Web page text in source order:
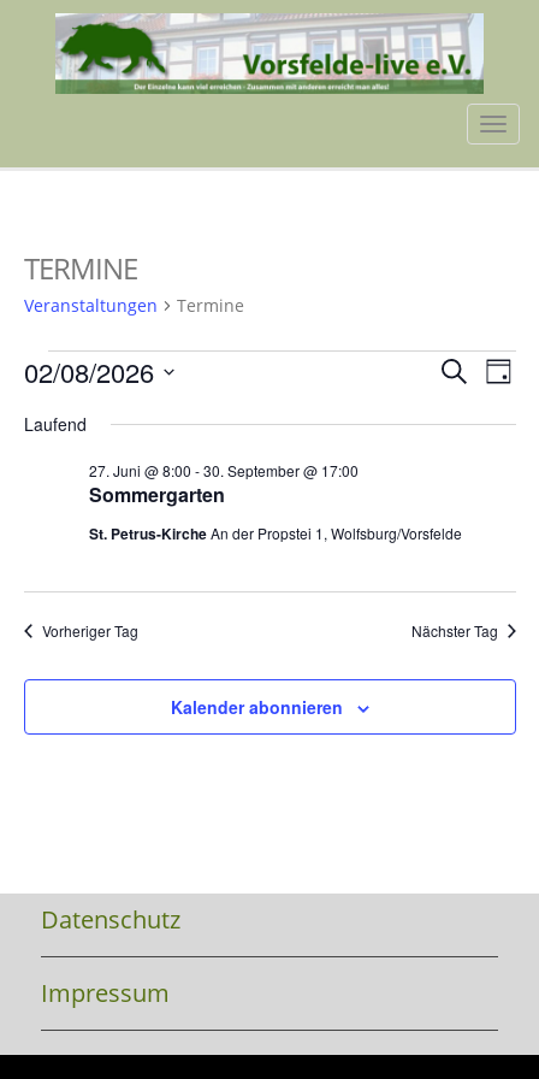
TERMINE
Veranstaltungen Termine
VERANSTALTUNGEN
FÜR
AUGUST
2026
SucheTag
02/08/2026
wählen.
Laufend
Sommergarten
27. Juni @ 8:00 -30. September @ 17:00
St. Petrus-KircheAn der Propstei 1, Wolfsburg/Vorsfelde
Vorheriger Tag Nächster Tag
Kalender abonnieren
Datenschutz
Impressum